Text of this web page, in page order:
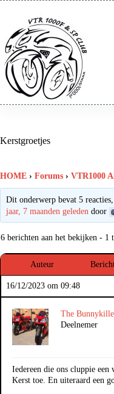
inhoud
Kerstgroetjes
HOME › Forums › VTR1000
Dit onderwerp bevat 5
jaar, 7 maanden geleden door
6 berichten aan het bekijken - 1
Auteur
16/12/2023 om 09:48
The
Deelnemer
Iedereen die ons cluppie
Kerst toe. En uiteraard een